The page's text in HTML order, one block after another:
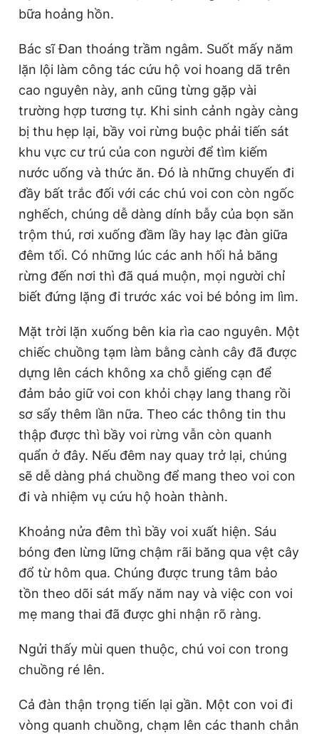
bữa hoảng hồn.
Bác sĩ Đan thoáng trầm ngâm. Suốt mấy năm
lặn lội làm công tác cứu hộ voi hoang dã trên
cao nguyên này, anh cũng từng gặp vài
trường hợp tương tự. Khi sinh cảnh ngày càng
bị thu hẹp lại, bầy voi rừng buộc phải tiến sát
khu vực cư trú của con người để tìm kiếm
nước uống và thức ăn. Đó là những chuyến đi
đầy bất trắc đối với các chú voi con còn ngốc
nghếch, chúng dễ dàng dính bẫy của bọn săn
trộm thú, rơi xuống đầm lầy hay lạc đàn giữa
đêm tối. Có những lúc các anh hối hả băng
rừng đến nơi thì đã quá muộn, mọi người chỉ
biết đứng lặng đi trước xác voi bé bỏng im lìm.
Mặt trời lặn xuống bên kia rìa cao nguyên. Một
chiếc chuồng tạm làm bằng cành cây đã được
dựng lên cách không xa chỗ giếng cạn để
đảm bảo giữ voi con khỏi chạy lang thang rồi
sơ sẩy thêm lần nữa. Theo các thông tin thu
thập được thì bầy voi rừng vẫn còn quanh
quẩn ở đây. Nếu đêm nay quay trở lại, chúng
sẽ dễ dàng phá chuồng để mang theo voi con
đi và nhiệm vụ cứu hộ hoàn thành.
Khoảng nửa đêm thì bầy voi xuất hiện. Sáu
bóng đen lừng lững chậm rãi băng qua vệt cây
đổ từ hôm qua. Chúng được trung tâm bảo
tồn theo dõi sát mấy năm nay và việc con voi
mẹ mang thai đã được ghi nhận rõ ràng.
Ngửi thấy mùi quen thuộc, chú voi con trong
chuồng ré lên.
Cả đàn thận trọng tiến lại gần. Một con voi đi
vòng quanh chuồng, chạm lên các thanh chắn